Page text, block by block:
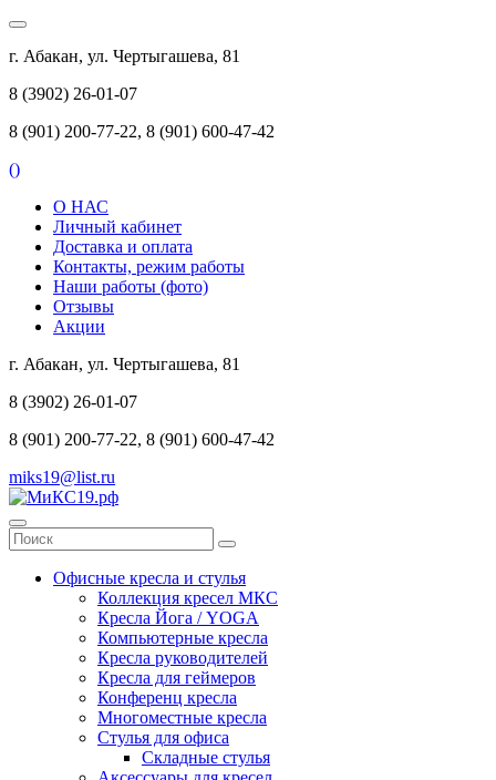
г. Абакан, ул. Чертыгашева, 81
8 (3902) 26-01-07
8 (901) 200-77-22, 8 (901) 600-47-42
()
О НАС
Личный кабинет
Доставка и оплата
Контакты, режим работы
Наши работы (фото)
Отзывы
Акции
г. Абакан, ул. Чертыгашева, 81
8 (3902) 26-01-07
8 (901) 200-77-22, 8 (901) 600-47-42
miks19@list.ru
Офисные кресла и стулья
Коллекция кресел МКС
Кресла Йога / YOGA
Компьютерные кресла
Кресла руководителей
Кресла для геймеров
Конференц кресла
Многоместные кресла
Стулья для офиса
Складные стулья